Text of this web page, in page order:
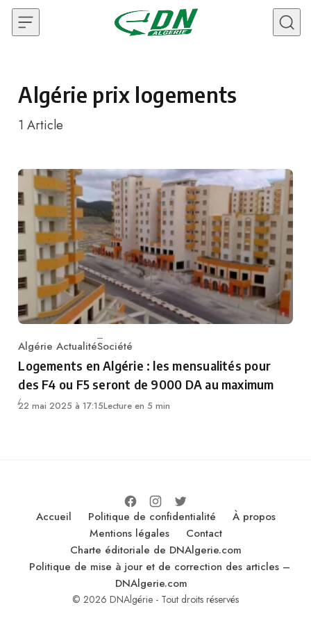
Skip to content
Algérie prix logements
1 Article
Category
Algérie ActualitéSociété
Logements en Algérie : les mensualités pour
des F4 ou F5 seront de 9000 DA au maximum
22 mai 2025 à 17:15Lecture en 5 min
Accueil Politique de confidentialité
À propos
Mentions légales
Contact
Charte éditoriale de DNAlgerie.com
Politique de mise à jour et de correction des articles –
DNAlgerie.com
© 2026 DNAlgérie - Tout droits réservés